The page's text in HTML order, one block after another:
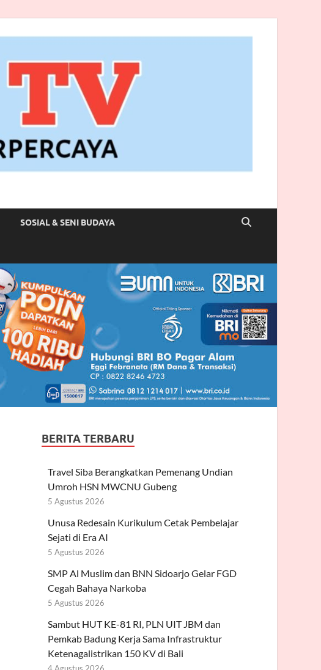
SOSIAL & SENI BUDAYA
BERITA TERBARU
Travel Siba Berangkatkan Pemenang Undian
Umroh HSN MWCNU Gubeng
5 Agustus 2026
Unusa Redesain Kurikulum Cetak Pembelajar
Sejati di Era AI
5 Agustus 2026
SMP Al Muslim dan BNN Sidoarjo Gelar FGD
Cegah Bahaya Narkoba
5 Agustus 2026
Sambut HUT KE-81 RI, PLN UIT JBM dan
Pemkab Badung Kerja Sama Infrastruktur
Ketenagalistrikan 150 KV di Bali